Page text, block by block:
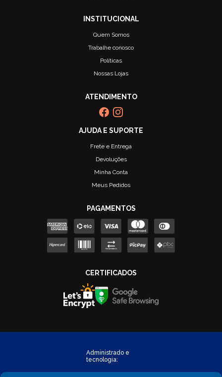
Quem Somos
Trabalhe conosco
Políticas
Nossas Lojas
Frete e Entrega
Devoluções
Minha Conta
Meus Pedidos